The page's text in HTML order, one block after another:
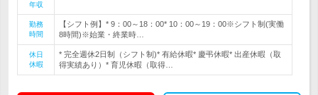
年収
勤務
時間
【シフト例】* 9：00～18：00* 10：00～19：00※シフト制(実働
8時間)※始業・終業時…
休日
休暇
* 完全週休2日制（シフト制)* 有給休暇* 慶弔休暇* 出産休暇（取
得実績あり）* 育児休暇（取得…